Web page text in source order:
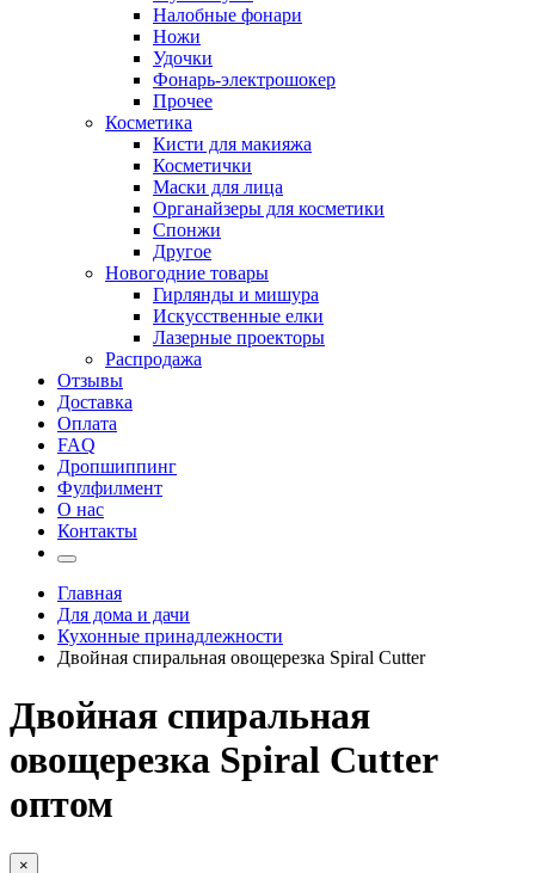
Налобные фонари
Ножи
Удочки
Фонарь-электрошокер
Прочее
Косметика
Кисти для макияжа
Косметички
Маски для лица
Органайзеры для косметики
Спонжи
Другое
Новогодние товары
Гирлянды и мишура
Искусственные елки
Лазерные проекторы
Распродажа
Отзывы
Доставка
Оплата
FAQ
Дропшиппинг
Фулфилмент
О нас
Контакты
Главная
Для дома и дачи
Кухонные принадлежности
Двойная спиральная овощерезка Spiral Сutter
Двойная спиральная
овощерезка Spiral Сutter
оптом
×